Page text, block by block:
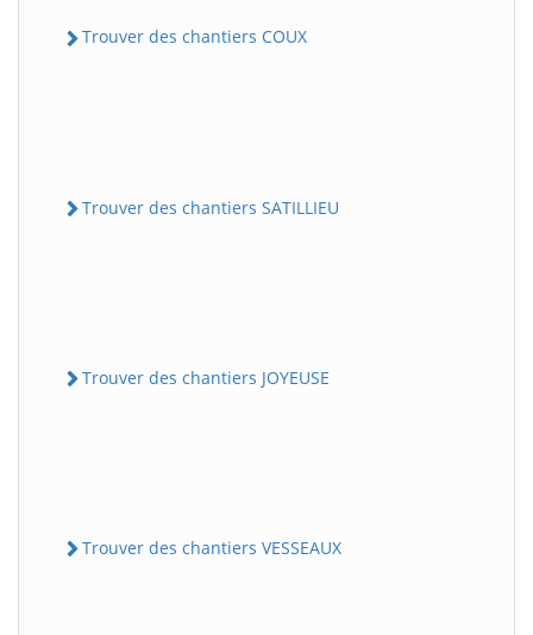
Trouver des chantiers COUX
Trouver des chantiers SATILLIEU
Trouver des chantiers JOYEUSE
Trouver des chantiers VESSEAUX